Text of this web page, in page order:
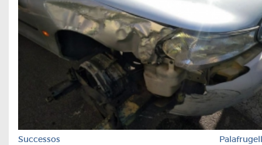
Successos Palafrugell